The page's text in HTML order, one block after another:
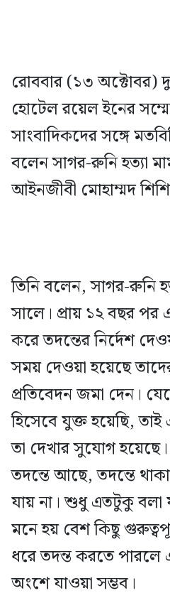
রোববার (১৩ অক্টোবর)
হোটেল রয়েল ইনের
সাংবাদিকদের সঙ্গে
বলেন সাগর-রুনি হত্যা
আইনজীবী মোহাম্মদ
তিনি বলেন, সাগর-রুনি
সালে। প্রায় ১২ বছর পর
করে তদন্তের নির্দেশ
সময় দেওয়া হয়েছে
প্রতিবেদন জমা দেন।
হিসেবে যুক্ত হয়েছি,
তা দেখার সুযোগ
তদন্তে আছে, তদন্তে
যায় না। শুধু এতটুকু বলা
মনে হয় বেশ কিছু
ধরে তদন্ত করতে পারলে
অংশে যাওয়া সম্ভব।